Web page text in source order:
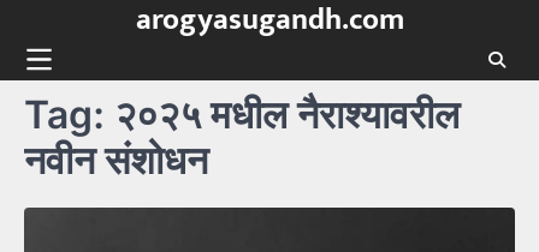
content
arogyasugandh.com
Tag: २०२५ मधील नैराश्यावरील
नवीन संशोधन